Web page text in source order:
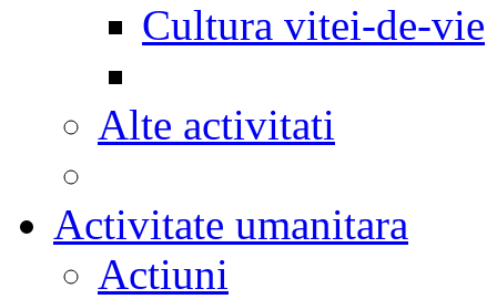
Cultura vitei-de-vie
Alte activitati
Activitate umanitara
Actiuni